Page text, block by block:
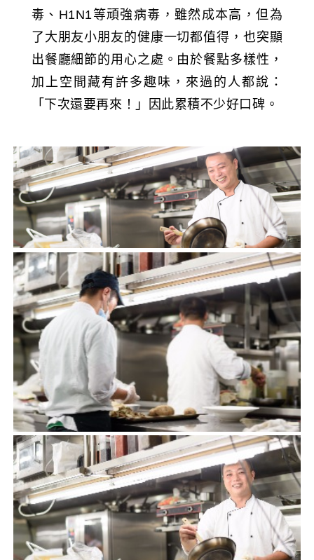
毒、H1N1等頑強病毒，雖然成本高，但為
了大朋友小朋友的健康一切都值得，也突顯
出餐廳細節的用心之處。由於餐點多樣性，
加上空間藏有許多趣味，來過的人都說：
「下次還要再來！」因此累積不少好口碑。